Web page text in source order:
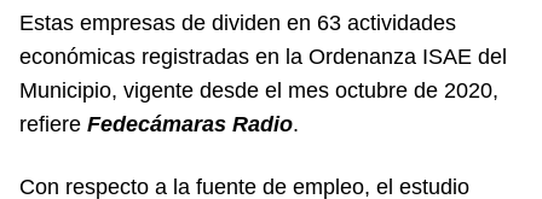
Estas empresas de dividen en 63 actividades
económicas registradas en la Ordenanza ISAE del
Municipio, vigente desde el mes octubre de 2020,
refiere Fedecámaras Radio.
Con respecto a la fuente de empleo, el estudio